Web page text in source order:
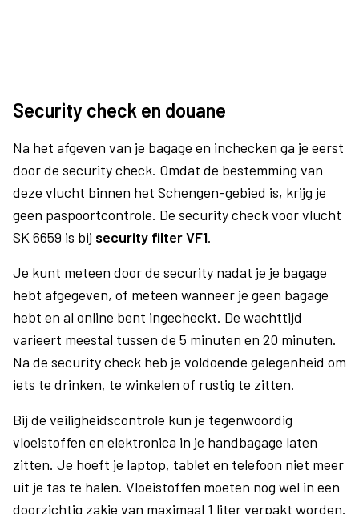
Security check en douane
Na het afgeven van je bagage en inchecken ga je eerst
door de security check. Omdat de bestemming van
deze vlucht binnen het Schengen-gebied is, krijg je
geen paspoortcontrole. De security check voor vlucht
SK 6659 is bij security filter VF1.
Je kunt meteen door de security nadat je je bagage
hebt afgegeven, of meteen wanneer je geen bagage
hebt en al online bent ingecheckt. De wachttijd
varieert meestal tussen de 5 minuten en 20 minuten.
Na de security check heb je voldoende gelegenheid om
iets te drinken, te winkelen of rustig te zitten.
Bij de veiligheidscontrole kun je tegenwoordig
vloeistoffen en elektronica in je handbagage laten
zitten. Je hoeft je laptop, tablet en telefoon niet meer
uit je tas te halen. Vloeistoffen moeten nog wel in een
doorzichtig zakje van maximaal 1 liter verpakt worden.